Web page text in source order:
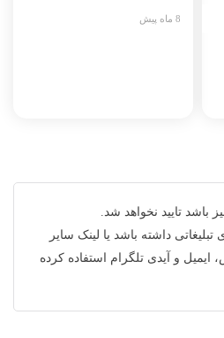
8 ماه پیش
باشد تایید نخواهد شد.
داشته باشد یا لینک سایر
ایمیل و آیدی تلگرام استفاده کرده